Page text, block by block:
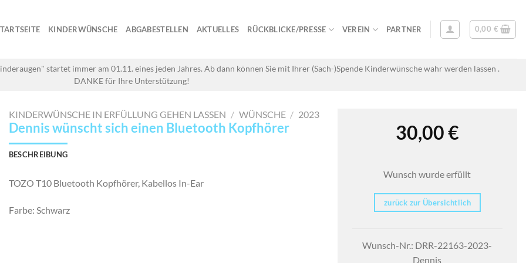
KINDERWÜNSCHE ABGABESTELLEN AKTUELLES RÜCKBLICKE/PRESSE VEREIN PARTNER 0,00 €
startet immer am 01.11. eines jeden Jahres. Ab dann können Sie mit Ihrer (Sach-)Spende Kinderwünsche wahr werden lassen .
DANKE für Ihre Unterstützung!
KINDERWÜNSCHE IN ERFÜLLUNG GEHEN LASSEN / WÜNSCHE / 2023
Dennis wünscht sich einen Bluetooth Kopfhörer
BESCHREIBUNG
TOZO T10 Bluetooth Kopfhörer, Kabellos In-Ear
Farbe: Schwarz
30,00€
Wunsch wurde erfüllt
zurück zur Übersichtlich
Wunsch-Nr.: DRR-22163-2023-
Dennis